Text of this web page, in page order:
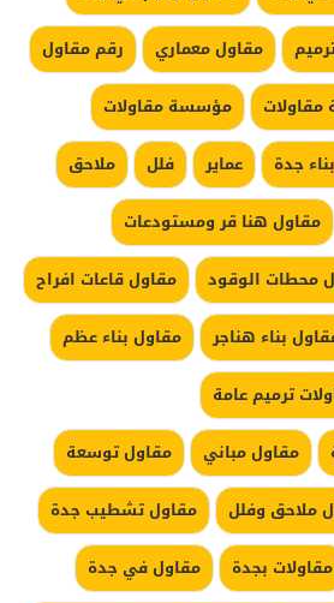
مقاول معماري
رقم مقاول
مؤسسة مقاولات
جدة عماير فلل
ملاحق
مقاول هنا قر ومستودعات
محطات الوقود
مقاول قاعات افراح
بناء هناجر
مقاول بناء عظم
ترميم عامة
مقاول مباني
مقاول توسعة
ملاحق وفلل
مقاول تشطيب جدة
مقاولات بجدة
مقاول في جدة